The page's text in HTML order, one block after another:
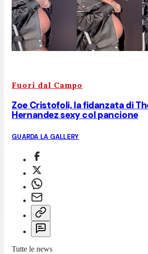
Fuori dal Campo
Zoe Cristofoli, la fidanzata di
Hernandez sexy col pancione
GUARDA LA GALLERY
Tutte le news